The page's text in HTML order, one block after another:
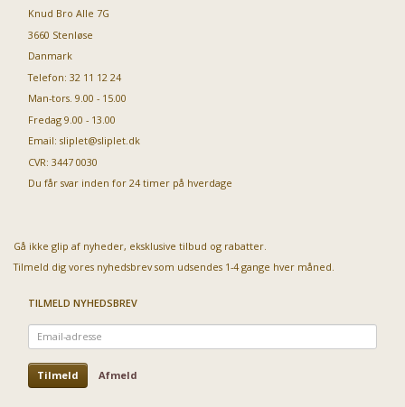
Knud Bro Alle 7G
3660 Stenløse
Danmark
Telefon: 32 11 12 24
Man-tors. 9.00 - 15.00
Fredag 9.00 - 13.00
Email: sliplet@sliplet.dk
CVR: 3447 0030
Du får svar inden for 24 timer på hverdage
Gå ikke glip af nyheder, eksklusive tilbud og rabatter.
Tilmeld dig vores nyhedsbrev som udsendes 1-4 gange hver måned.
TILMELD NYHEDSBREV
Email-
adresse
Tilmeld Afmeld